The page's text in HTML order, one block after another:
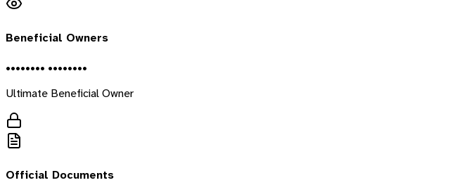
Beneficial Owners
•••••••• ••••••••
Ultimate Beneficial Owner
Official Documents